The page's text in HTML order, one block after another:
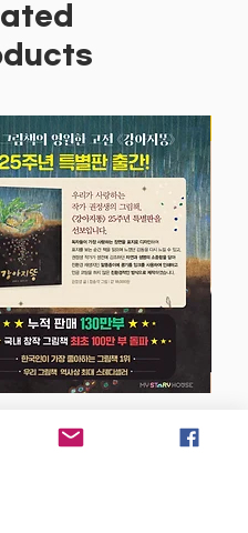
지 똥 (25주년 특별판)